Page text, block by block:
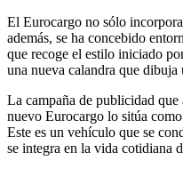
El Eurocargo no sólo
además, se ha concebido
que recoge el estilo iniciado
una nueva calandra que
La campaña de publicidad
nuevo Eurocargo lo sitúa
Este es un vehículo que se
se integra en la vida cotidiana